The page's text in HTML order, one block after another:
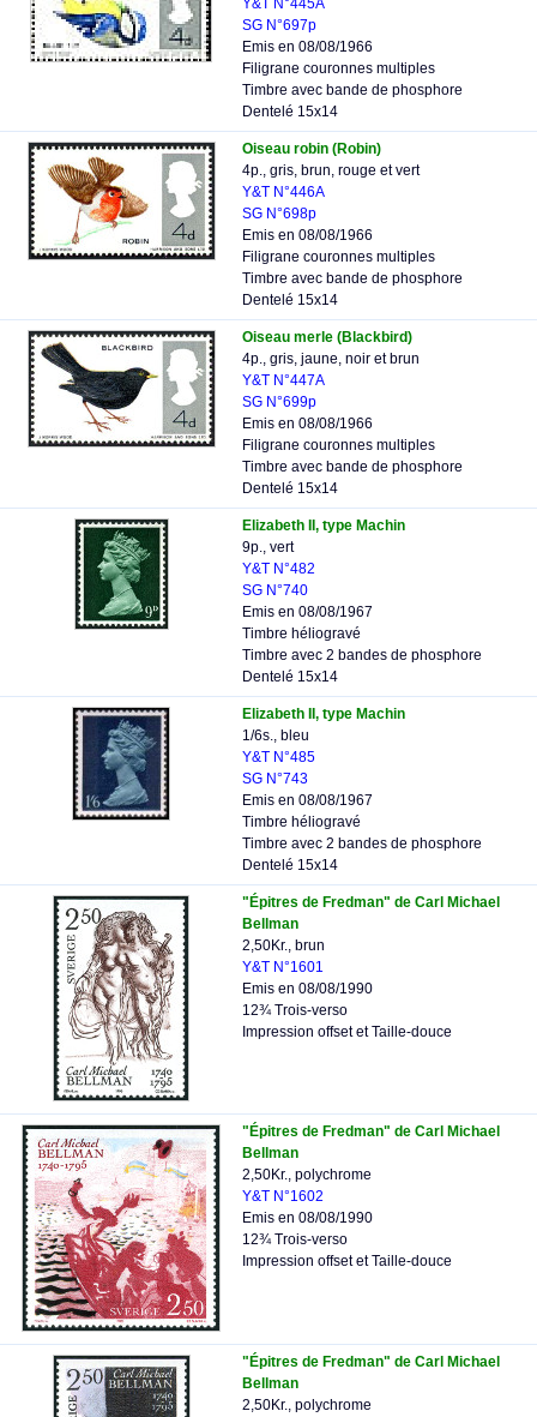
Y&T N°445A
SG N°697p
Emis en 08/08/1966
Filigrane couronnes multiples
Timbre avec bande de phosphore
Dentelé 15x14
Oiseau robin (Robin)
4p., gris, brun, rouge et vert
Y&T N°446A
SG N°698p
Emis en 08/08/1966
Filigrane couronnes multiples
Timbre avec bande de phosphore
Dentelé 15x14
Oiseau merle (Blackbird)
4p., gris, jaune, noir et brun
Y&T N°447A
SG N°699p
Emis en 08/08/1966
Filigrane couronnes multiples
Timbre avec bande de phosphore
Dentelé 15x14
Elizabeth II, type Machin
9p., vert
Y&T N°482
SG N°740
Emis en 08/08/1967
Timbre héliogravé
Timbre avec 2 bandes de phosphore
Dentelé 15x14
Elizabeth II, type Machin
1/6s., bleu
Y&T N°485
SG N°743
Emis en 08/08/1967
Timbre héliogravé
Timbre avec 2 bandes de phosphore
Dentelé 15x14
"Épitres de Fredman" de Carl Michael
Bellman
2,50Kr., brun
Y&T N°1601
Emis en 08/08/1990
12¾ Trois-verso
Impression offset et Taille-douce
"Épitres de Fredman" de Carl Michael
Bellman
2,50Kr., polychrome
Y&T N°1602
Emis en 08/08/1990
12¾ Trois-verso
Impression offset et Taille-douce
"Épitres de Fredman" de Carl Michael
Bellman
2,50Kr., polychrome